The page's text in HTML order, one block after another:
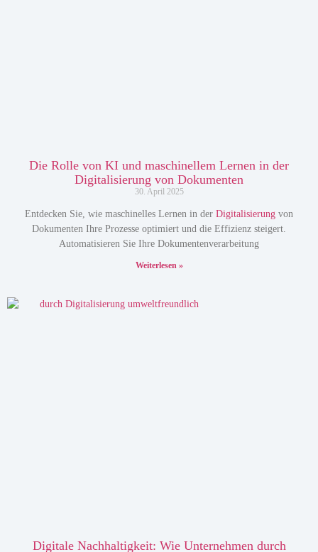
Die Rolle von KI und maschinellem Lernen in der
Digitalisierung von Dokumenten
30. April 2025
Entdecken Sie, wie maschinelles Lernen in der Digitalisierung von
Dokumenten Ihre Prozesse optimiert und die Effizienz steigert.
Automatisieren Sie Ihre Dokumentenverarbeitung
Weiterlesen »
Digitale Nachhaltigkeit: Wie Unternehmen durch